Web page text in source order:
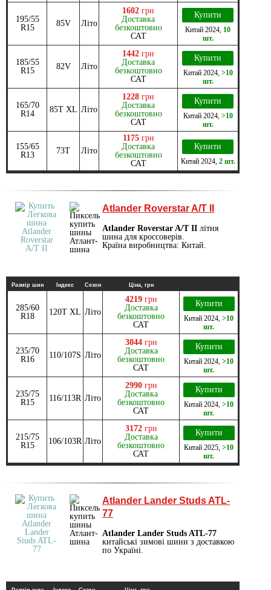
195/55
R15
85V Літо
1602 грн
Доставка
безкоштовно
САТ
Купити
Китай 2024 10
шт.
185/55
R15
82V Літо
1442 грн
Доставка
безкоштовно
САТ
Купити
Китай2024, >10
шт.
165/70
R14
85T XL Літо
1228 грн
Доставка
безкоштовно
САТ
Купити
Китай2024, >10
шт.
155/65
R13
73T Літо
1175 грн
Доставка
безкоштовно
САТ
Купити
Китай2024, 2 шт.
Atlander Roverstar A/T II
Atlander Roverstar A/T II літня
шина для кроссоверів.
Країна виробництва: Китай.
Размір шин Індекс Сезон Ціна, грн
285/60
R18
120T XL Літо
4219 грн
Доставка
безкоштовно
САТ
Купити
Китай 2024 >10
шт.
235/70
R16
110/107S Літо
3044 грн
Доставка
безкоштовно
САТ
Купити
Китай 2024 >10
шт.
235/75
R15
116/113R Літо
2990 грн
Доставка
безкоштовно
САТ
Купити
Китай 2024 >10
шт.
215/75
R15
106/103R Літо
3172 грн
Доставка
безкоштовно
САТ
Купити
Китай 2025 >10
шт.
Atlander Lander Studs ATL-
77
Atlander Lander Studs ATL-77
китайські зимові шини з доставкою
по Україні.